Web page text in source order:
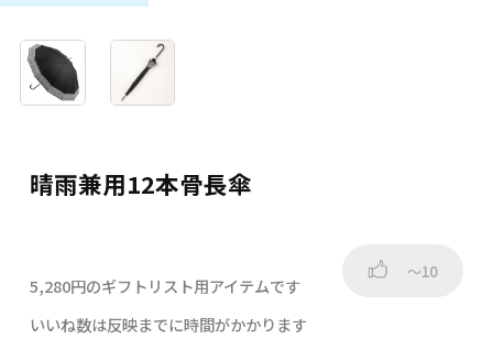
晴雨兼用12本骨長傘
5,280円のギフトリスト用アイテムです
～10
いいね数は反映までに時間がかかります